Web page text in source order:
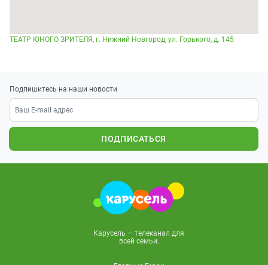
ТЕАТР ЮНОГО ЗРИТЕЛЯ, г. Нижний Новгород, ул. Горького, д. 145
Подпишитесь на наши новости
ПОДПИСАТЬСЯ
Карусель — телеканал для
всей семьи.